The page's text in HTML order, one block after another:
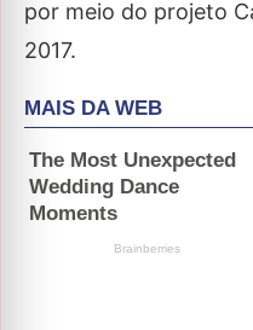
por meio do projeto
2017.